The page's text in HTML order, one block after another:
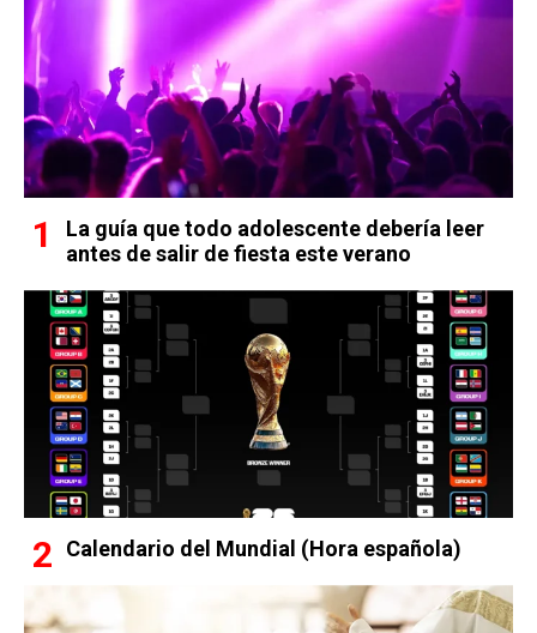
La guía que todo adolescente debería leer
antes de salir de fiesta este verano
Calendario del Mundial (Hora española)